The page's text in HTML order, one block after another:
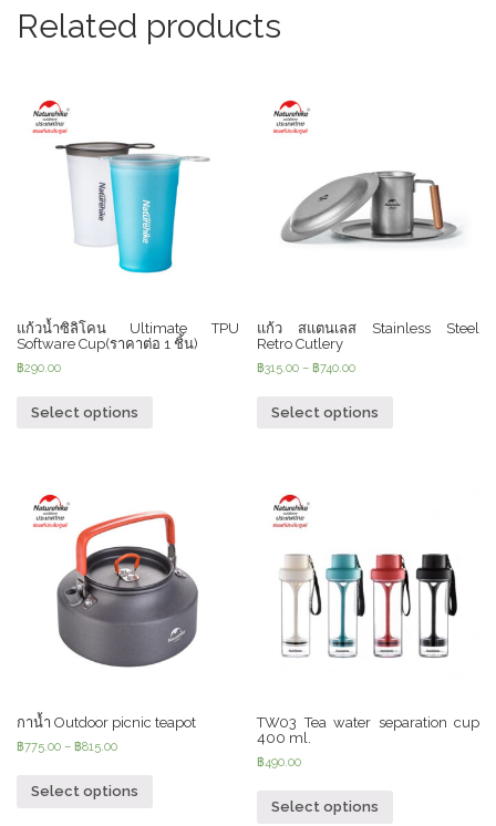
Related products
แก้วน้ำซิลิโคน Ultimate TPU
Software Cup(ราคาต่อ 1 ชิ้น)
฿290.00
Select options
แก้ว สแตนเลส Stainless Steel
Retro Cutlery
฿315.00 –฿740.00
Select options
กาน้ำ Outdoor picnic teapot
฿775.00 – ฿815.00
Select options
TW03 Tea water separation cup
400 ml.
฿490.00
Select options